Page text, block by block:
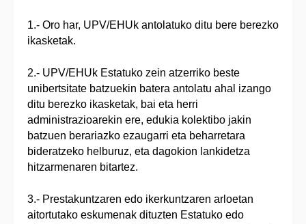
1.- Oro har, UPV/EHUk antolatuko ditu bere berezko
ikasketak.
2.- UPV/EHUk Estatuko zein atzerriko beste
unibertsitate batzuekin batera antolatu ahal izango
ditu berezko ikasketak, bai eta herri
administrazioarekin ere, edukia kolektibo jakin
batzuen berariazko ezaugarri eta beharretara
bideratzeko helburuz, eta dagokion lankidetza
hitzarmenaren bitartez.
3.- Prestakuntzaren edo ikerkuntzaren arloetan
aitortutako eskumenak dituzten Estatuko edo